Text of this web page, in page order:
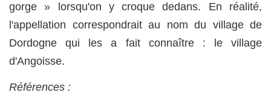
gorge » lorsqu'on y croque dedans. En réalité,
l'appellation correspondrait au nom du village de
Dordogne qui les a fait connaître : le village
d'Angoisse.
Références :